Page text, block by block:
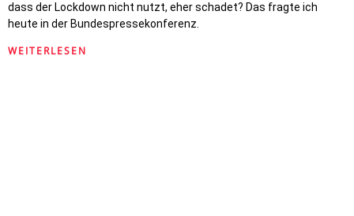
dass der Lockdown nicht nutzt, eher schadet? Das fragte ich
heute in der Bundespressekonferenz.
WEITERLESEN